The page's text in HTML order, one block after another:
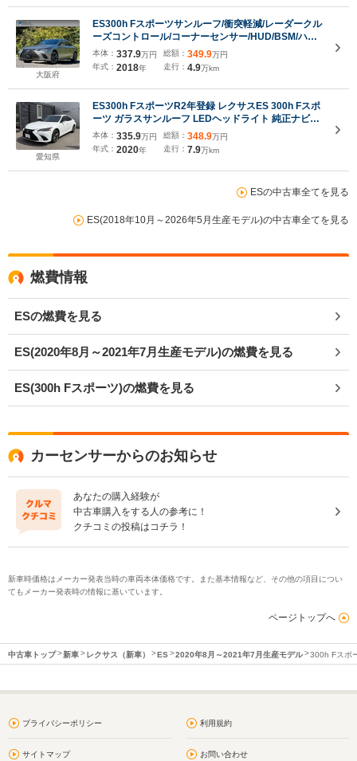
大阪府
ES300h Fスポーツサンルーフ/衝突軽減/レーダークル
ーズコントロール/コーナーセンサー/HUD/BSM/ハン
ドルヒーター/シートヒーター・エアコン/パワーシー
ト/シートメモリ/ETC/Bluetooth/バックカメラ
本体： 337.9万円
年式： 2018年
総額： 349.9万円
走行： 4.9万km
愛知県
ES300h FスポーツR2年登録 レクサスES 300h Fスポ
ーツ ガラスサンルーフ LEDヘッドライト 純正ナビゲ
ーション 地デジ ETC 純正アルミホイール 赤レザーシ
ート シートベンチレーション シートヒーター デジタ
ルインナーミラー
本体： 335.9万円
年式： 2020年
総額： 348.9万円
走行： 7.9万km
ESの中古車全てを見る
ES(2018年10月～2026年5月生産モデル)の中古車全てを見る
燃費情報
ESの燃費を見る
ES(2020年8月～2021年7月生産モデル)の燃費を見る
ES(300h Fスポーツ)の燃費を見る
カーセンサーからのお知らせ
あなたの購入経験が
中古車購入をする人の参考に！
クチコミの投稿はコチラ！
新車時価格はメーカー発表当時の車両本体価格です。また基本情報など、その他の項目につい
てもメーカー発表時の情報に基いています。
ページトップへ
中古車トップ 新車 レクサス（新車） ES 2020年8月～2021年7月生産モデル 300h Fスポ
プライバシーポリシー 利用規約
サイトマップ お問い合わせ